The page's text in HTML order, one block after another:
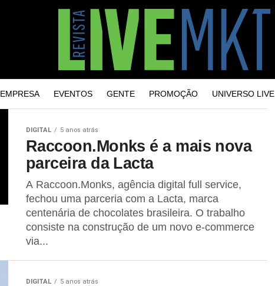
EMPRESA EVENTOS GENTE PROMOÇÃO UNIVERSO LIVE
DIGITAL 5 anos atrás
Raccoon.Monks é a mais nova
parceira da Lacta
A Raccoon.Monks, agência digital full service,
fechou uma parceria com a Lacta, marca
centenária de chocolates brasileira. O trabalho
consiste na construção de um novo e-commerce
via...
DIGITAL 5 anos atrás